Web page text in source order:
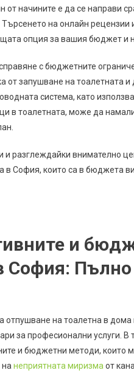
от начините е да се направи
на онлайн
опция за вашия бюджет и
с бюджетните
от запушване на тоалетната
система, като
в тоалетната, може да
и разглеждайки внимателно
в София, които са в бюджета
и
София:
отпушване на тоалетна в
за професионални услуги.
и бюджетни методи, които
на неприятната миризма от